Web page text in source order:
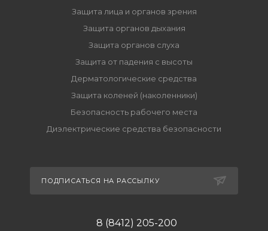
Защита лица и органов зрения
Защита органов дыхания
Защита органов слуха
Защита от падения с высоты
Дерматологические средства
Защита коленей (наколенники)
Безопасность рабочего места
Диэлектрические средства безопасности
ПОДПИСАТЬСЯ НА РАССЫЛКУ
8 (8412) 205-200